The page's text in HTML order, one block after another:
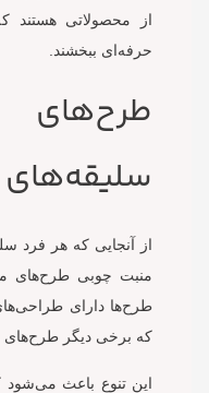
از محصولاتی هستند
حرفه‌ای ببخشند.
از آنجایی که هر فرد
منبت چوبی طرح‌های
طرح‌ها دارای
که برخی دیگر
این تنوع باعث می‌شود